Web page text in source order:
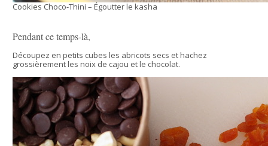
Cookies Choco-Thini – Égoutter le kasha
Pendant ce temps-là,
Découpez en petits cubes les abricots secs et hachez
grossièrement les noix de cajou et le chocolat.